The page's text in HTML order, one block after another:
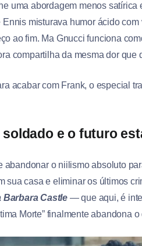
uma abordagem menos
misturava humor ácido
ao fim. Ma Gnucci funciona
compartilha da mesma dor que
acabar com Frank, o especial
e o futuro
abandonar o niilismo absoluto
sua casa e eliminar os últimos
Barbara Castle — que aqui, é
Morte” finalmente abandona